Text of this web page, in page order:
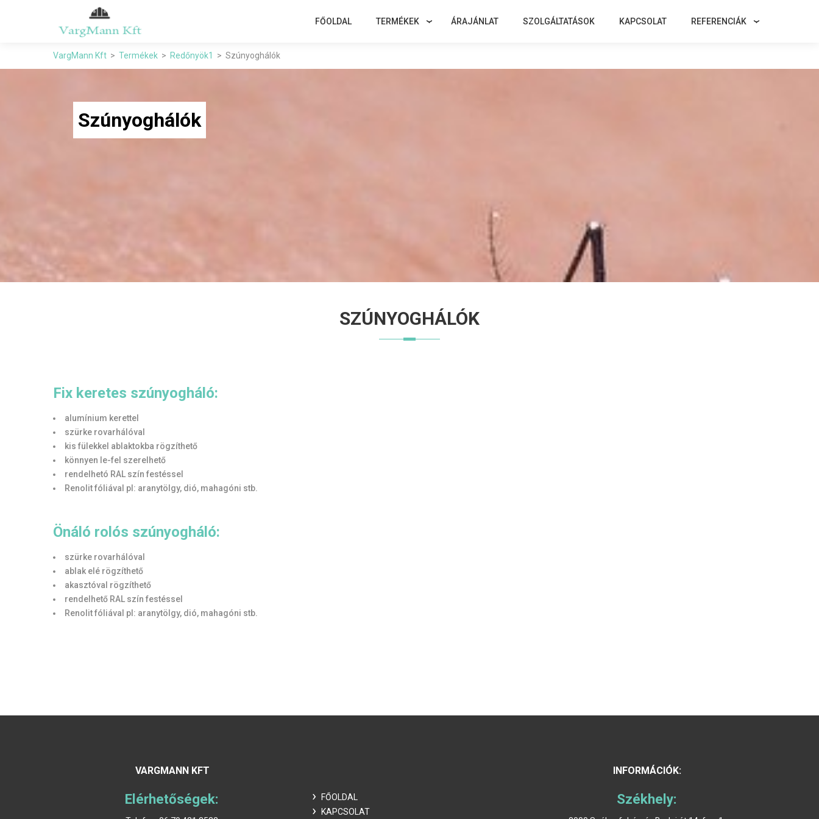
FŐOLDAL TERMÉKEK ÁRAJÁNLAT SZOLGÁLTATÁSOK KAPCSOLAT REFERENCIÁK
VargMann Kft Termékek Redőnyök1 Szúnyoghálók
Szúnyoghálók
SZÚNYOGHÁLÓK
Fix keretes szúnyogháló:
alumínium kerettel
szürke rovarhálóval
kis fülekkel ablaktokba rögzíthető
könnyen le-fel szerelhető
rendelhetó RAL szín festéssel
Renolit fóliával pl: aranytölgy, dió, mahagóni stb.
Önáló rolós szúnyogháló:
szürke rovarhálóval
ablak elé rögzíthető
akasztóval rögzíthető
rendelhető RAL szín festéssel
Renolit fóliával pl: aranytölgy, dió, mahagóni stb.
VARGMANN KFT
Elérhetőségek:
FŐOLDAL
KAPCSOLAT
INFORMÁCIÓK:
Székhely: